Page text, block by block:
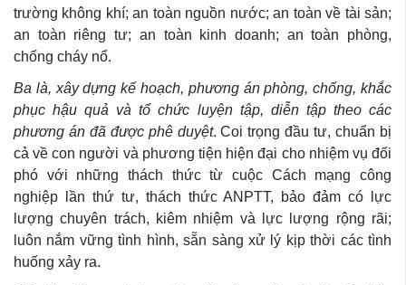
trường không khí; an toàn nguồn nước; an toàn về tài sản;
an toàn riêng tư; an toàn kinh doanh; an toàn phòng,
chống cháy nổ.
Ba là, xây dựng kế hoạch, phương án phòng, chống, khắc
phục hậu quả và tổ chức luyện tập, diễn tập theo các
phương án đã được phê duyệt. Coi trọng đầu tư, chuẩn bị
cả về con người và phương tiện hiện đại cho nhiệm vụ đối
phó với những thách thức từ cuộc Cách mạng công
nghiệp lần thứ tư, thách thức ANPTT, bảo đảm có lực
lượng chuyên trách, kiêm nhiệm và lực lượng rộng rãi;
luôn nắm vững tình hình, sẵn sàng xử lý kịp thời các tình
huống xảy ra.